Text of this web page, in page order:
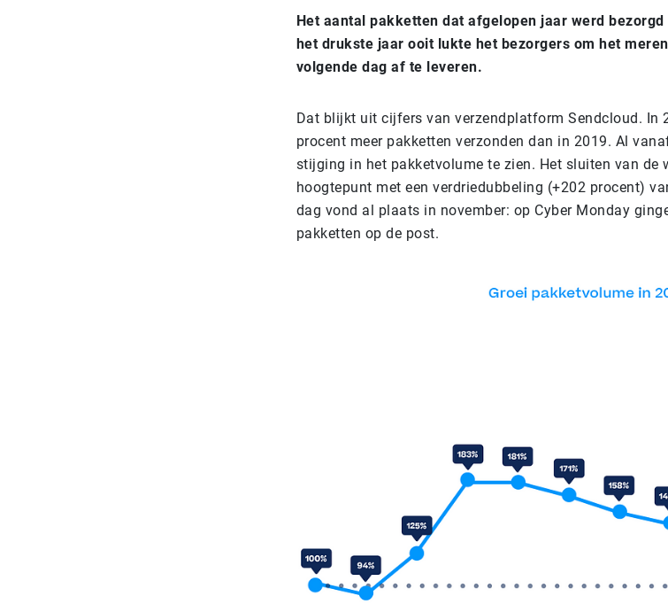
Het aantal pakketten dat afgelopen jaar werd
het drukste jaar ooit lukte het bezorgers om het
volgende dag af te leveren.
Dat blijkt uit cijfers van verzendplatform Sendcloud. In
procent meer pakketten verzonden dan in 2019. Al
stijging in het pakketvolume te zien. Het sluiten van de
hoogtepunt met een verdriedubbeling (+202 procent)
dag vond al plaats in november: op Cyber Monday
pakketten op de post.